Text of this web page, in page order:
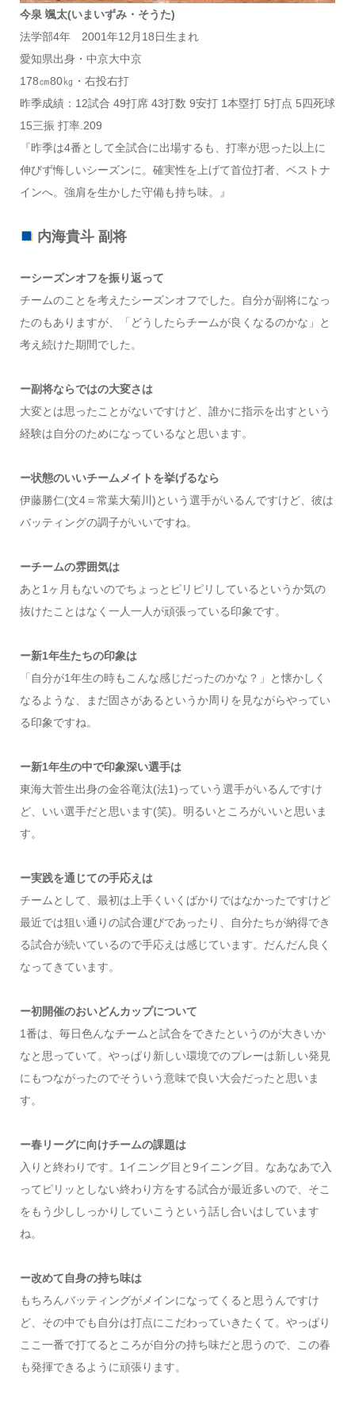
今泉 颯太(いまいずみ・そうた)
法学部4年 2001年12月18日生まれ
愛知県出身・中京大中京
178㎝80㎏・右投右打
昨季成績：12試合 49打席 43打数 9安打 1本塁打 5打点 5四死球
15三振 打率.209
『昨季は4番として全試合に出場するも、打率が思った以上に
伸びず悔しいシーズンに。確実性を上げて首位打者、ベストナ
インへ。強肩を生かした守備も持ち味。』
内海貴斗 副将
ーシーズンオフを振り返って
チームのことを考えたシーズンオフでした。自分が副将になっ
たのもありますが、「どうしたらチームが良くなるのかな」と
考え続けた期間でした。
ー副将ならではの大変さは
大変とは思ったことがないですけど、誰かに指示を出すという
経験は自分のためになっているなと思います。
ー状態のいいチームメイトを挙げるなら
伊藤勝仁(文4＝常葉大菊川)という選手がいるんですけど、彼は
バッティングの調子がいいですね。
ーチームの雰囲気は
あと1ヶ月もないのでちょっとピリピリしているというか気の
抜けたことはなく一人一人が頑張っている印象です。
ー新1年生たちの印象は
「自分が1年生の時もこんな感じだったのかな？」と懐かしく
なるような、まだ固さがあるというか周りを見ながらやってい
る印象ですね。
ー新1年生の中で印象深い選手は
東海大菅生出身の金谷竜汰(法1)っていう選手がいるんですけ
ど、いい選手だと思います(笑)。明るいところがいいと思いま
す。
ー実践を通じての手応えは
チームとして、最初は上手くいくばかりではなかったですけど
最近では狙い通りの試合運びであったり、自分たちが納得でき
る試合が続いているので手応えは感じています。だんだん良く
なってきています。
ー初開催のおいどんカップについて
1番は、毎日色んなチームと試合をできたというのが大きいか
なと思っていて。やっぱり新しい環境でのプレーは新しい発見
にもつながったのでそういう意味で良い大会だったと思いま
す。
ー春リーグに向けチームの課題は
入りと終わりです。1イニング目と9イニング目。なあなあで入
ってピリッとしない終わり方をする試合が最近多いので、そこ
をもう少ししっかりしていこうという話し合いはしています
ね。
ー改めて自身の持ち味は
もちろんバッティングがメインになってくると思うんですけ
ど、その中でも自分は打点にこだわっていきたくて。やっぱり
ここ一番で打てるところが自分の持ち味だと思うので、この春
も発揮できるように頑張ります。